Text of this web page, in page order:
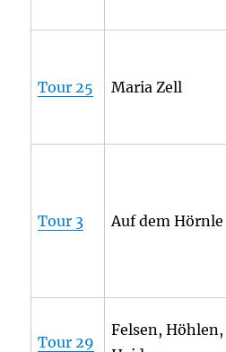
Tour 25 Maria Zell
Tour 3 Auf dem Hörnle
Tour 29
Felsen, Höhlen,